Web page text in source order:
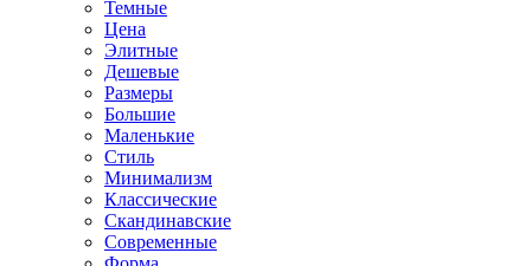
Темные
Цена
Элитные
Дешевые
Размеры
Большие
Маленькие
Стиль
Минимализм
Классические
Скандинавские
Современные